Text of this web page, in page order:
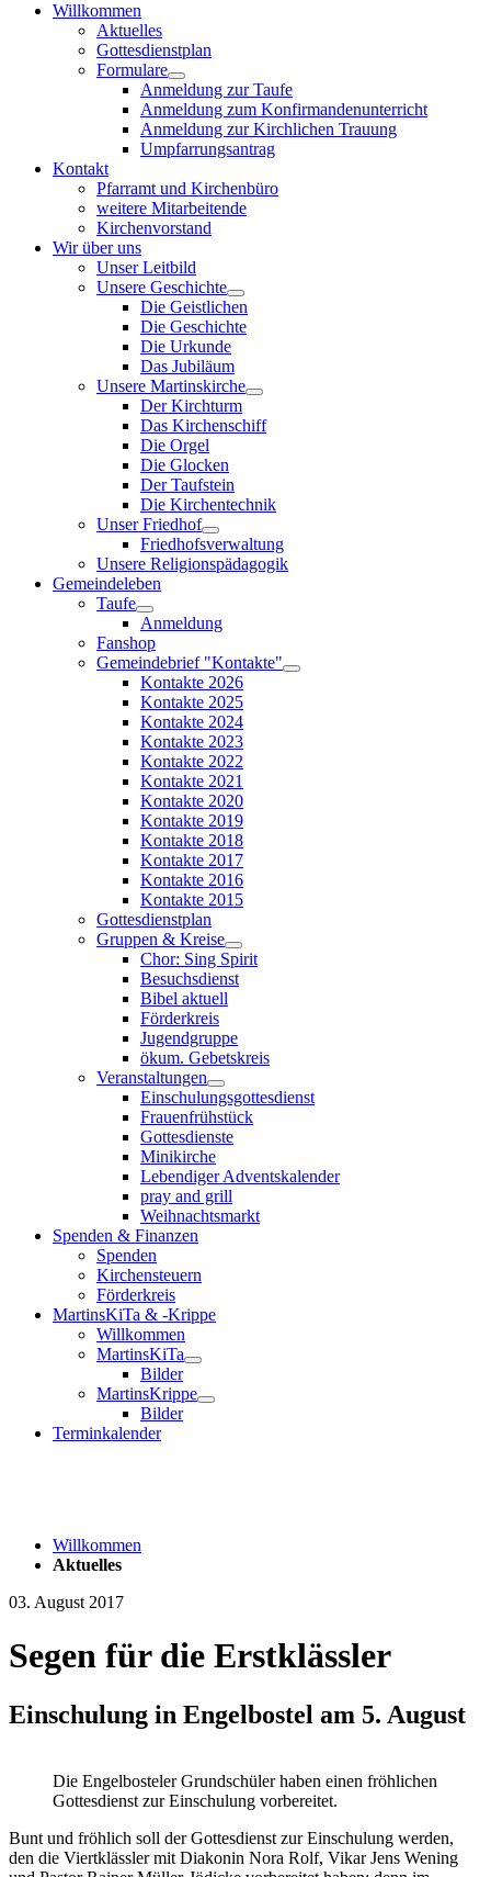
Willkommen
Aktuelles
Gottesdienstplan
Formulare
Anmeldung zur Taufe
Anmeldung zum Konfirmandenunterricht
Anmeldung zur Kirchlichen Trauung
Umpfarrungsantrag
Kontakt
Pfarramt und Kirchenbüro
weitere Mitarbeitende
Kirchenvorstand
Wir über uns
Unser Leitbild
Unsere Geschichte
Die Geistlichen
Die Geschichte
Die Urkunde
Das Jubiläum
Unsere Martinskirche
Der Kirchturm
Das Kirchenschiff
Die Orgel
Die Glocken
Der Taufstein
Die Kirchentechnik
Unser Friedhof
Friedhofsverwaltung
Unsere Religionspädagogik
Gemeindeleben
Taufe
Anmeldung
Fanshop
Gemeindebrief "Kontakte"
Kontakte 2026
Kontakte 2025
Kontakte 2024
Kontakte 2023
Kontakte 2022
Kontakte 2021
Kontakte 2020
Kontakte 2019
Kontakte 2018
Kontakte 2017
Kontakte 2016
Kontakte 2015
Gottesdienstplan
Gruppen & Kreise
Chor: Sing Spirit
Besuchsdienst
Bibel aktuell
Förderkreis
Jugendgruppe
ökum. Gebetskreis
Veranstaltungen
Einschulungsgottesdienst
Frauenfrühstück
Gottesdienste
Minikirche
Lebendiger Adventskalender
pray and grill
Weihnachtsmarkt
Spenden & Finanzen
Spenden
Kirchensteuern
Förderkreis
MartinsKiTa & -Krippe
Willkommen
MartinsKiTa
Bilder
MartinsKrippe
Bilder
Terminkalender
Willkommen
Aktuelles
03. August 2017
Segen für die Erstklässler
Einschulung in Engelbostel am 5. August
Die Engelbosteler Grundschüler haben einen fröhlichen
Gottesdienst zur Einschulung vorbereitet.
Bunt und fröhlich soll der Gottesdienst zur Einschulung werden,
den die Viertklässler mit Diakonin Nora Rolf, Vikar Jens Wening